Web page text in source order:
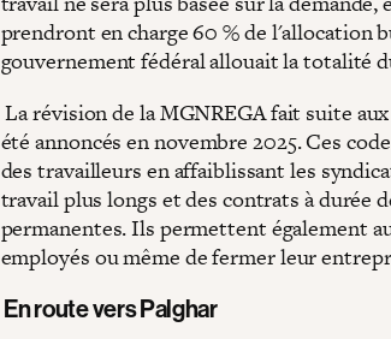
prendront en charge 60 % de l'allocation
gouvernement fédéral allouait la totalité
La révision de la MGNREGA fait suite
été annoncés en novembre 2025. Ces
des travailleurs en affaiblissant les
travail plus longs et des contrats à durée
permanentes. Ils permettent également
employés ou même de fermer leur
En route vers Palghar